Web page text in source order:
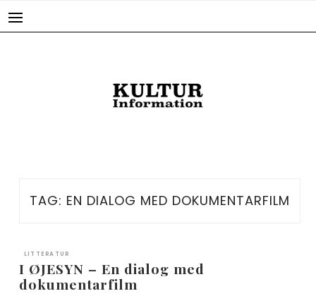
TAG: EN DIALOG MED DOKUMENTARFILM
LITTERATUR
I ØJESYN – En dialog med
dokumentarfilm